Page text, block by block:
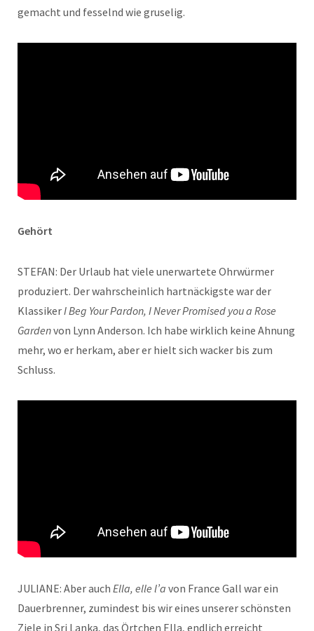
gemacht und fesselnd wie gruselig.
Gehört
STEFAN: Der Urlaub hat viele unerwartete Ohrwürmer
produziert. Der wahrscheinlich hartnäckigste war der
KlassikerI Beg Your Pardon, I Never Promised you a Rose
Gardenvon Lynn Anderson. Ich habe wirklich keine Ahnung
mehr, wo er herkam, aber er hielt sich wacker bis zum
Schluss.
JULIANE: Aber auch Ella, elle l’a von France Gall war ein
Dauerbrenner, zumindest bis wir eines unserer schönsten
Ziele in Sri Lanka, das Örtchen Ella, endlich erreicht